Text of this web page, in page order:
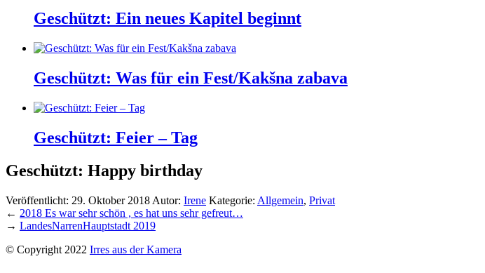
Geschützt: Ein neues Kapitel beginnt
Geschützt: Was für ein Fest/Kakšna zabava
Geschützt: Feier – Tag
Geschützt: Happy birthday
Veröffentlicht: 29. Oktober 2018 Autor: Irene Kategorie: Allgemein, Privat
← 2018 Es war sehr schön , es hat uns sehr gefreut…
→ LandesNarrenHauptstadt 2019
© Copyright 2022 Irres aus der Kamera